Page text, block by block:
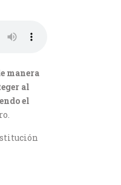
manera
al
el